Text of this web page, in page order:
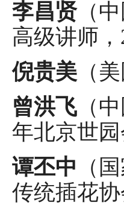
李昌贤（
高级讲师
倪贵美 （
曾洪飞 （
年北京世
谭丕中 （
传统插花协